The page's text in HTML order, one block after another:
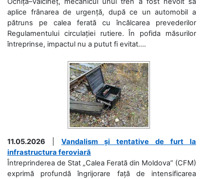
aplice frânarea de urgență, după ce un automobil a
pătruns pe calea ferată cu încălcarea prevederilor
Regulamentului circulației rutiere. În pofida măsurilor
întreprinse, impactul nu a putut fi evitat....
11.05.2026
Vandalism și tentative de furt la
infrastructura feroviară
Întreprinderea de Stat „Calea Ferată din Moldova” (CFM)
exprimă profundă îngrijorare față de intensificarea